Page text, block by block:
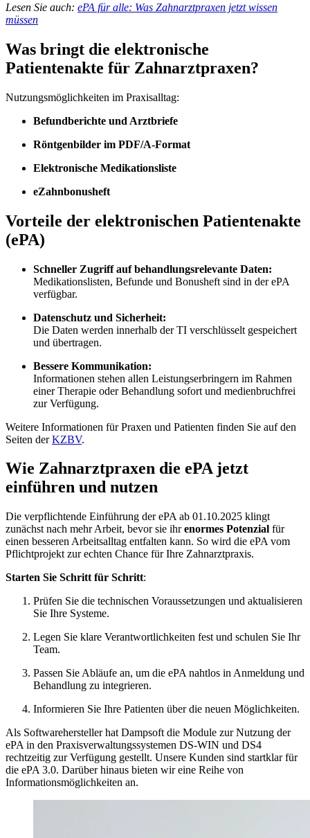
Lesen Sie auch: ePA für alle: Was Zahnarztpraxen jetzt wissen
müssen
Was bringt die elektronische
Patientenakte für Zahnarztpraxen?
Nutzungsmöglichkeiten im Praxisalltag:
Befundberichte und Arztbriefe
Röntgenbilder im PDF/A-Format
Elektronische Medikationsliste
eZahnbonusheft
Vorteile der elektronischen Patientenakte
(ePA)
Schneller Zugriff auf behandlungsrelevante Daten:
Medikationslisten, Befunde und Bonusheft sind in der ePA
verfügbar.
Datenschutz und Sicherheit:
Die Daten werden innerhalb der TI verschlüsselt gespeichert
und übertragen.
Bessere Kommunikation:
Informationen stehen allen Leistungserbringern im Rahmen
einer Therapie oder Behandlung sofort und medienbruchfrei
zur Verfügung.
Weitere Informationen für Praxen und Patienten finden Sie auf den
Seiten derKZBV.
Wie Zahnarztpraxen die ePA jetzt
einführen und nutzen
Die verpflichtende Einführung der ePA ab 01.10.2025 klingt
zunächst nach mehr Arbeit, bevor sie ihrenormes Potenzial für
einen besseren Arbeitsalltag entfalten kann. So wird die ePA vom
Pflichtprojekt zur echten Chance für Ihre Zahnarztpraxis.
Starten Sie Schritt für Schritt:
Prüfen Sie die technischen Voraussetzungen und aktualisieren
Sie Ihre Systeme.
Legen Sie klare Verantwortlichkeiten fest und schulen Sie Ihr
Team.
Passen Sie Abläufe an, um die ePA nahtlos in Anmeldung und
Behandlung zu integrieren.
Informieren Sie Ihre Patienten über die neuen Möglichkeiten.
Als Softwarehersteller hat Dampsoft die Module zur Nutzung der
ePA in den Praxisverwaltungssystemen DS-WIN und DS4
rechtzeitig zur Verfügung gestellt. Unsere Kunden sind startklar für
die ePA 3.0. Darüber hinaus bieten wir eine Reihe von
Informationsmöglichkeiten an.